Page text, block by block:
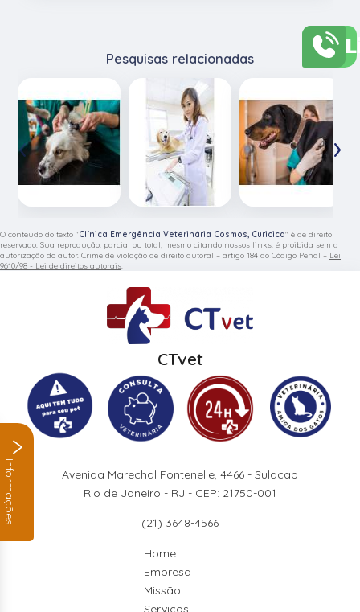
Pesquisas relacionadas
‹ ›
O conteúdo do texto "Clínica Emergência Veterinária Cosmos, Curicica" é de direito
reservado. Sua reprodução, parcial ou total, mesmo citando nossos links, é proibida sem a
autorização do autor. Crime de violação de direito autoral – artigo 184 do Código Penal – Lei
9610/98 - Lei de direitos autorais.
CTvet
Avenida Marechal Fontenelle, 4466 - Sulacap
Rio de Janeiro - RJ - CEP: 21750-001
(21) 3648-4566
Home
Empresa
Missão
Serviços
Informações